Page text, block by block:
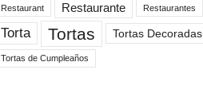
Restaurant Restaurante Restaurantes
Torta Tortas Tortas Decoradas
Tortas de Cumpleaños